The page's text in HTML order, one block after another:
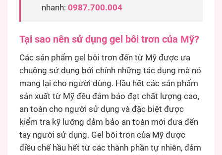
nhanh: 0987.700.004
Tại sao nên sử dụng gel bôi trơn của Mỹ?
Các sản phẩm gel bôi trơn đến từ Mỹ được ưa
chuộng sử dụng bởi chính những tác dụng mà nó
mang lại cho người dùng. Hầu hết các sản phẩm
sản xuất từ Mỹ đều đảm bảo đạt chất lượng cao,
an toàn cho người sử dụng và đặc biệt được
kiểm tra kỹ lưỡng đảm bảo an toàn mới đưa đến
tay người sử dụng. Gel bôi trơn của Mỹ được
điều chế hầu hết từ các thành phần tự nhiên, đảm